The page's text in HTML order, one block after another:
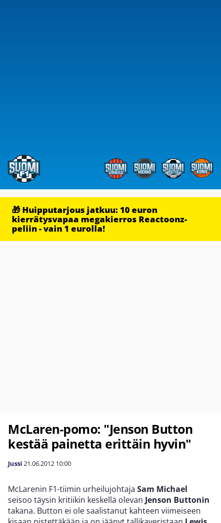
🎁 Huipputarjous jatkuu: 10 euron
kierrätysvapaa megakierros Reactoonz-
peliin - vain 1 eurolla!
McLaren-pomo: "Jenson Button
kestää painetta erittäin hyvin"
Jussi 21.06.2012 10:00
McLarenin F1-tiimin urheilujohtaja Sam Michael
seisoo täysin kritiikin keskellä olevan Jenson Buttonin
takana. Button ei ole saalistanut kahteen viimeiseen